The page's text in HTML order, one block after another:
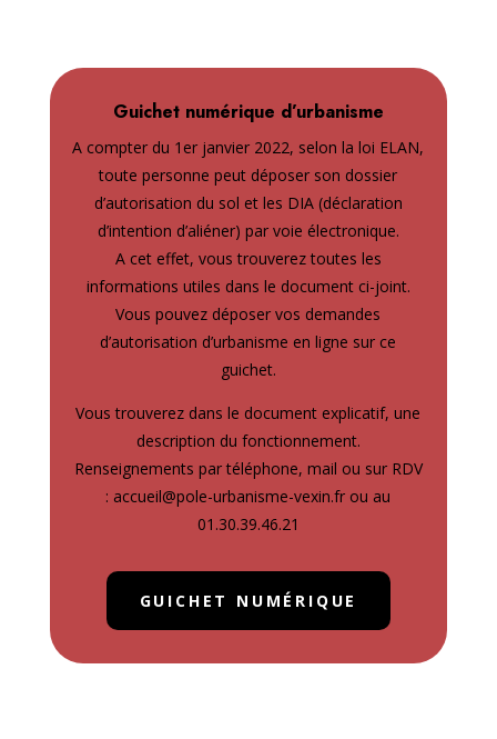
Guichet numérique d’urbanisme
A compter du 1er janvier 2022, selon la loi ELAN,
toute personne peut déposer son dossier
d’autorisation du sol et les DIA (déclaration
d’intention d’aliéner) par voie électronique.
A cet effet, vous trouverez toutes les
informations utiles dans le document ci-joint.
Vous pouvez déposer vos demandes
d’autorisation d’urbanisme en ligne sur ce
guichet.
Vous trouverez dans le document explicatif, une
description du fonctionnement.
Renseignements par téléphone, mail ou sur RDV
: accueil@pole-urbanisme-vexin.fr ou au
01.30.39.46.21
GUICHET NUMÉRIQUE